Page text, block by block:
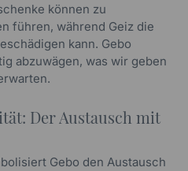
können zu
führen, während Geiz die
kann. Gebo
abzuwägen, was wir geben
Der Austausch mit
Gebo den Austausch